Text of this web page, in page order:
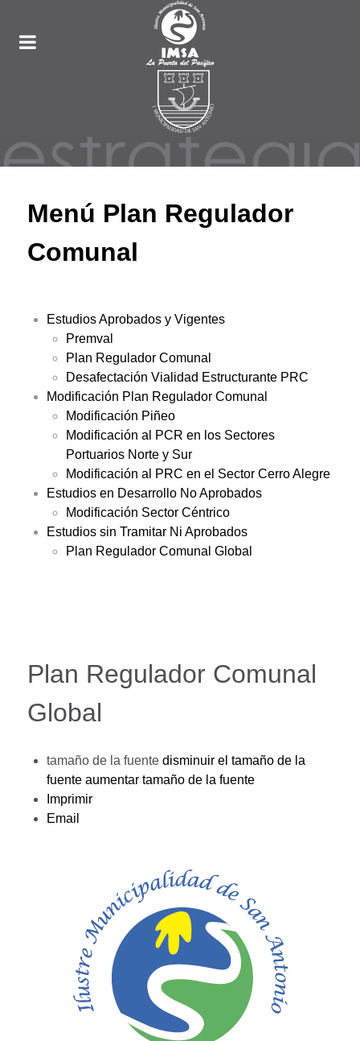
Menú Plan Regulador
Comunal
Estudios Aprobados y Vigentes
Premval
Plan Regulador Comunal
Desafectación Vialidad Estructurante PRC
Modificación Plan Regulador Comunal
Modificación Piñeo
Modificación al PCR en los Sectores
Portuarios Norte y Sur
Modificación al PRC en el Sector Cerro Alegre
Estudios en Desarrollo No Aprobados
Modificación Sector Céntrico
Estudios sin Tramitar Ni Aprobados
Plan Regulador Comunal Global
Plan Regulador Comunal
Global
tamaño de la fuente disminuir el tamaño de la
fuente aumentar tamaño de la fuente
Imprimir
Email